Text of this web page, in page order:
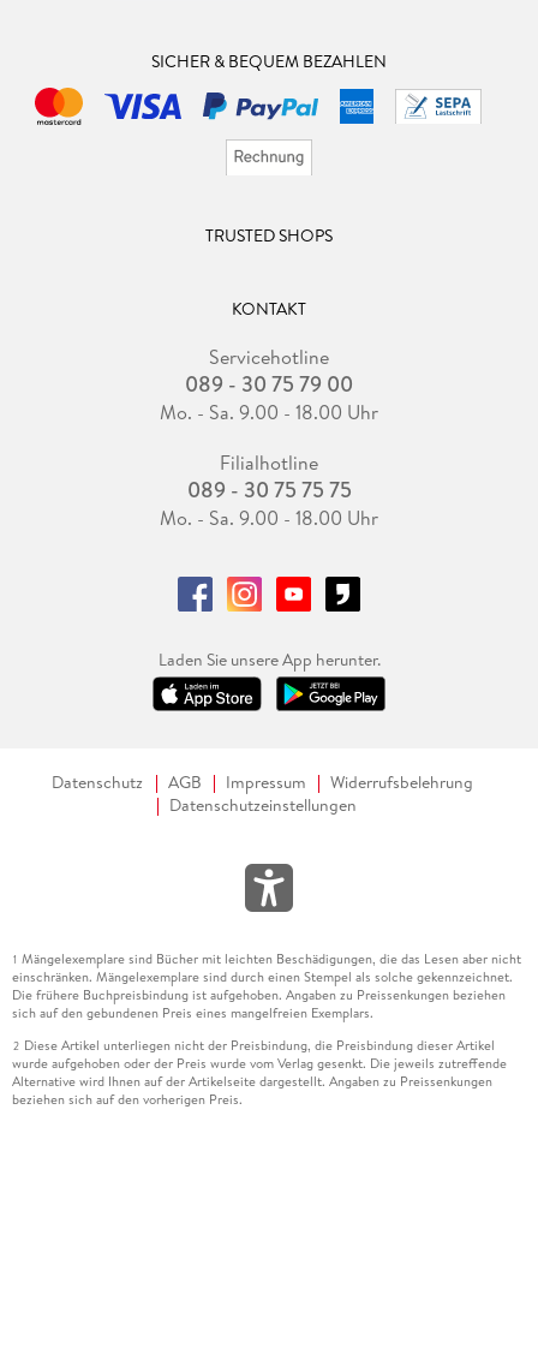
SICHER & BEQUEM BEZAHLEN
TRUSTED SHOPS
KONTAKT
Servicehotline
089 - 30 75 79 00
Mo. - Sa. 9.00 - 18.00 Uhr
Filialhotline
089 - 30 75 75 75
Mo. - Sa. 9.00 - 18.00 Uhr
Laden Sie unsere App herunter.
Datenschutz AGB Impressum
Widerrufsbelehrung
Datenschutzeinstellungen
1 Mängelexemplare sind Bücher mit leichten Beschädigungen, die das Lesen aber nicht
einschränken. Mängelexemplare sind durch einen Stempel als solche gekennzeichnet.
Die frühere Buchpreisbindung ist aufgehoben. Angaben zu Preissenkungen beziehen
sich auf den gebundenen Preis eines mangelfreien Exemplars.
2 Diese Artikel unterliegen nicht der Preisbindung, die Preisbindung dieser Artikel
wurde aufgehoben oder der Preis wurde vom Verlag gesenkt. Die jeweils zutreffende
Alternative wird Ihnen auf der Artikelseite dargestellt. Angaben zu Preissenkungen
beziehen sich auf den vorherigen Preis.